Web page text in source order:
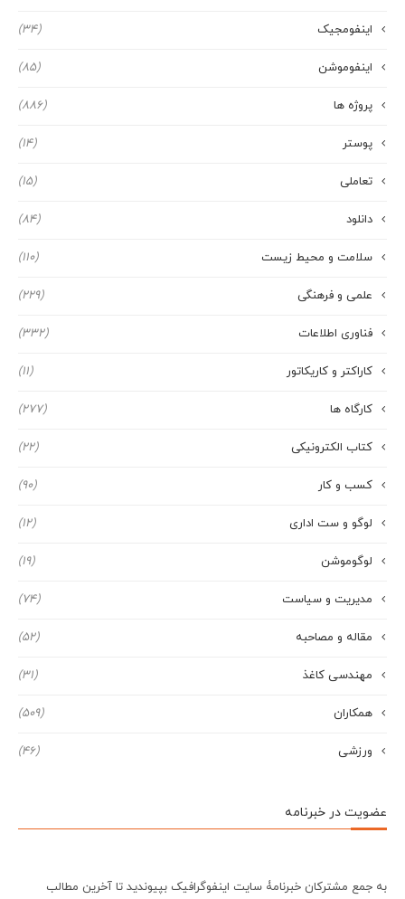
اینفومجیک (34)
اینفوموشن (85)
پروژه ها (886)
پوستر (14)
تعاملی (15)
دانلود (84)
سلامت و محیط زیست (110)
علمی و فرهنگی (229)
فناوری اطلاعات (332)
کاراکتر و کاریکاتور (11)
کارگاه ها (277)
کتاب الکترونیکی (22)
کسب و کار (90)
لوگو و ست اداری (12)
لوگوموشن (19)
مدیریت و سیاست (74)
مقاله و مصاحبه (52)
مهندسی کاغذ (31)
همکاران (509)
ورزشی (46)
عضویت در خبرنامه
به جمع مشترکان خبرنامۀ سایت اینفوگرافیک بپیوندید تا آخرین مطالب